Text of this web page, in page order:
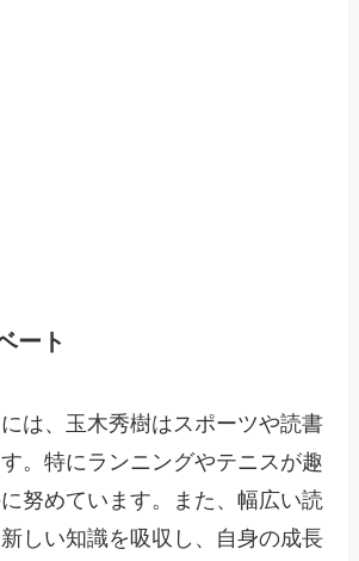
ート
は、玉木秀樹はスポーツや読書
。特にランニングやテニスが趣
努めています。また、幅広い読
しい知識を吸収し、自身の成長